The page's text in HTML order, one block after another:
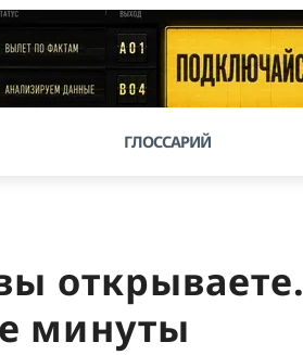
ГЛОССАРИЙ
открываете.
минуты